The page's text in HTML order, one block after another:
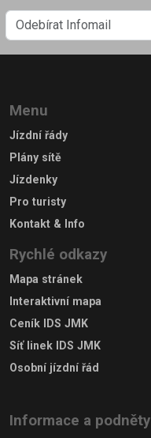
Menu
Jízdní řády
Plány sítě
Jízdenky
Pro turisty
Kontakt & Info
Rychlé odkazy
Mapa stránek
Interaktivní mapa
Ceník IDS JMK
Síť linek IDS JMK
Osobní jízdní řád
Informace a podněty